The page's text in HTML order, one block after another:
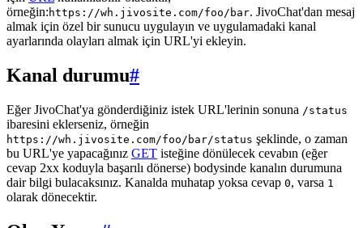
örneğin: https://wh.jivosite.com/foo/bar. JivoChat'dan mesaj
almak için özel bir sunucu uygulayın ve uygulamadaki kanal
ayarlarında olayları almak için URL'yi ekleyin.
Kanal durumu#
Eğer JivoChat'ya gönderdiğiniz istek URL'lerinin sonuna /status
ibaresini eklerseniz, örneğin
https://wh.jivosite.com/foo/bar/status şeklinde, o zaman
bu URL'ye yapacağınız GET isteğine dönülecek cevabın (eğer
cevap 2xx koduyla başarılı dönerse) bodysinde kanalın durumuna
dair bilgi bulacaksınız. Kanalda muhatap yoksa cevap 0, varsa 1
olarak dönecektir.